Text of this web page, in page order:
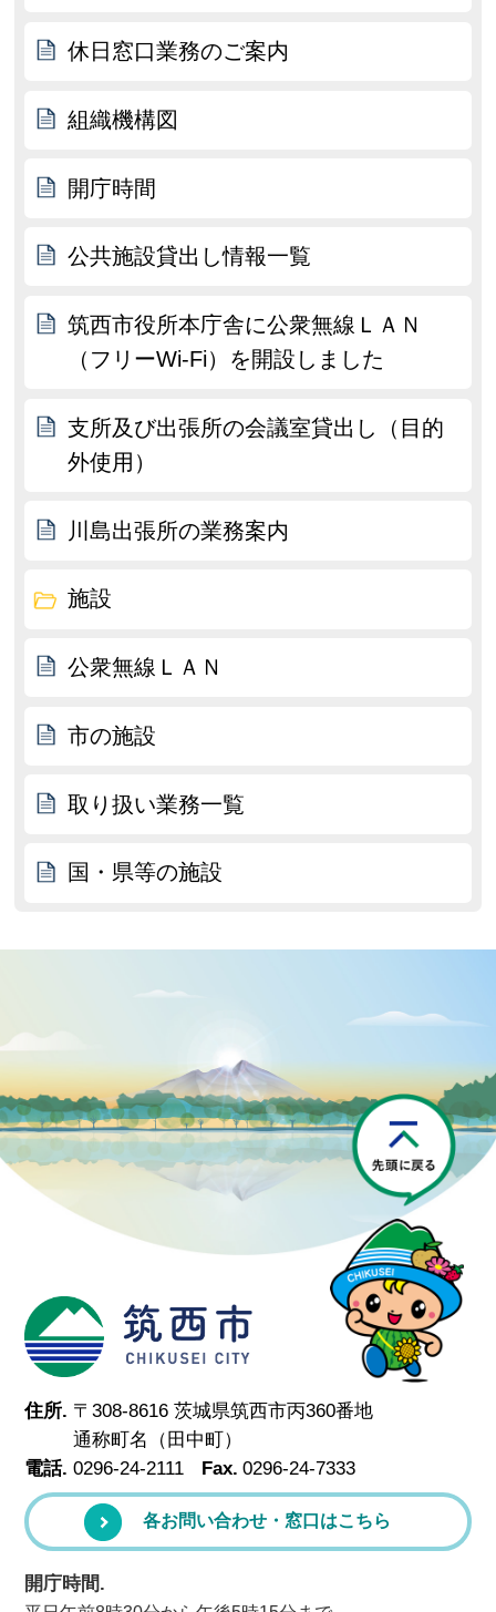
休日窓口業務のご案内
組織機構図
開庁時間
公共施設貸出し情報一覧
筑西市役所本庁舎に公衆無線ＬＡＮ
（フリーWi-Fi）を開設しました
支所及び出張所の会議室貸出し（目的
外使用）
川島出張所の業務案内
施設
公衆無線ＬＡＮ
市の施設
取り扱い業務一覧
国・県等の施設
筑西市
住所. 〒308-8616 茨城県筑西市丙360番地
通称町名（田中町）
電話. 0296-24-2111 Fax. 0296-24-7333
各お問い合わせ・窓口はこちら
開庁時間.